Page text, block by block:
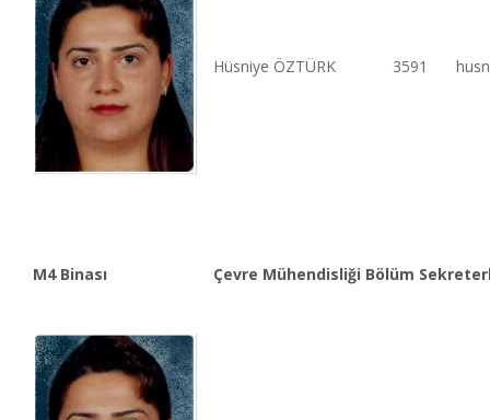
Hüsniye ÖZTÜRK 3591
M4 Binası Çevre Mühendisliği Bölüm